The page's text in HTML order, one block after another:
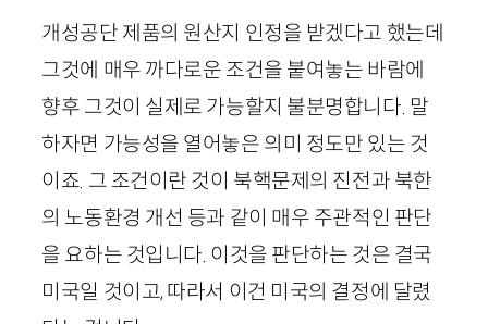
개성공단 제품의 원산지 인정을 받겠다고 했는데
그것에 매우 까다로운 조건을 붙여놓는 바람에
향후 그것이 실제로 가능할지 불분명합니다. 말
하자면 가능성을 열어놓은 의미 정도만 있는 것
이죠. 그 조건이란 것이 북핵문제의 진전과 북한
의 노동환경 개선 등과 같이 매우 주관적인 판단
을 요하는 것입니다. 이것을 판단하는 것은 결국
미국일 것이고, 따라서 이건 미국의 결정에 달렸